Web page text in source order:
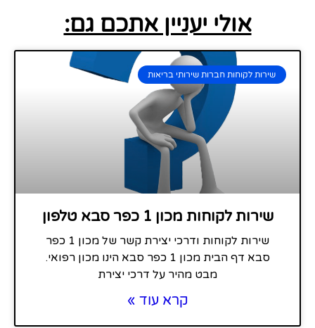
אולי יעניין אתכם גם:
שירות לקוחות חברות שירותי בריאות
שירות לקוחות מכון 1 כפר סבא טלפון
שירות לקוחות ודרכי יצירת קשר של מכון 1 כפר
סבא דף הבית מכון 1 כפר סבא הינו מכון רפואי.
מבט מהיר על דרכי יצירת
קרא עוד »